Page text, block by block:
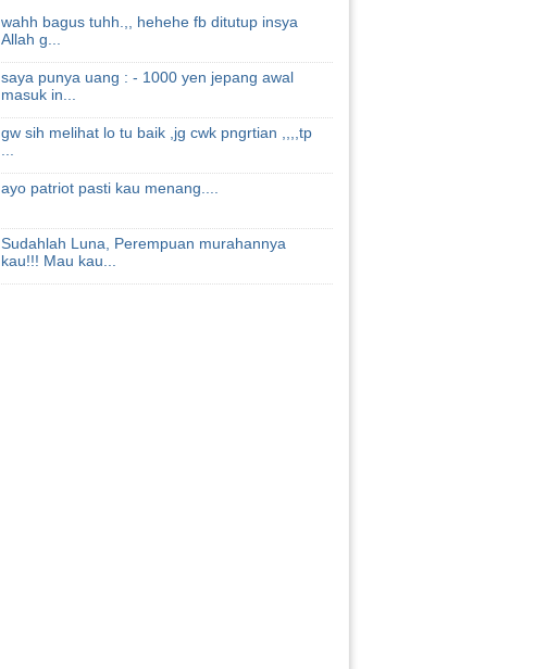
wahh bagus tuhh.,, hehehe fb ditutup insya
Allah g...
saya punya uang : - 1000 yen jepang awal
masuk in...
gw sih melihat lo tu baik ,jg cwk pngrtian ,,,,tp
ayo patriot pasti kau menang....
Sudahlah Luna, Perempuan murahannya
kau!!! Mau kau...